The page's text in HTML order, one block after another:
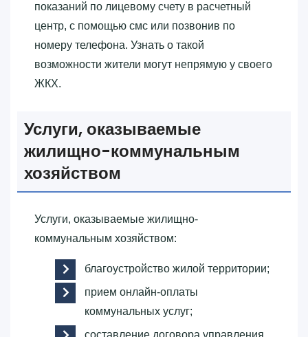
показаний по лицевому счету в расчетный
центр, с помощью смс или позвонив по
номеру телефона. Узнать о такой
возможности жители могут непрямую у своего
ЖКХ.
Услуги, оказываемые
жилищно-коммунальным
хозяйством
Услуги, оказываемые жилищно-
коммунальным хозяйством:
благоустройство жилой территории;
прием онлайн-оплаты
коммунальных услуг;